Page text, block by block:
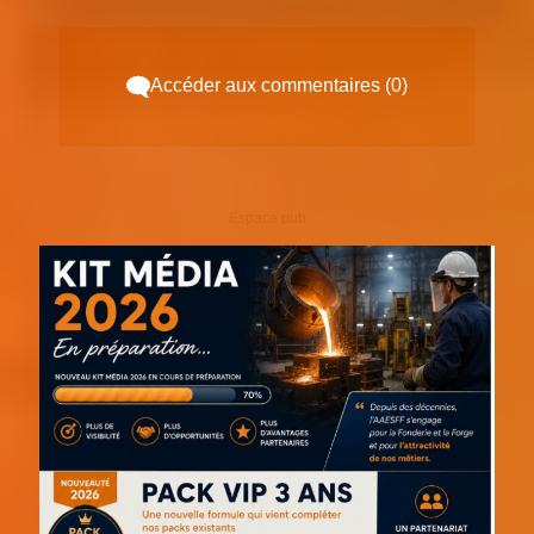
Accéder aux commentaires (0)